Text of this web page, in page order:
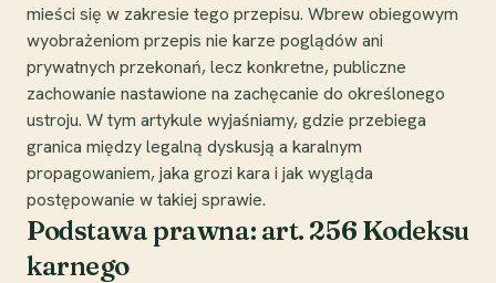
mieści się w zakresie tego przepisu. Wbrew obiegowym
wyobrażeniom przepis nie karze poglądów ani
prywatnych przekonań, lecz konkretne, publiczne
zachowanie nastawione na zachęcanie do określonego
ustroju. W tym artykule wyjaśniamy, gdzie przebiega
granica między legalną dyskusją a karalnym
propagowaniem, jaka grozi kara i jak wygląda
postępowanie w takiej sprawie.
Podstawa prawna: art. 256 Kodeksu
karnego